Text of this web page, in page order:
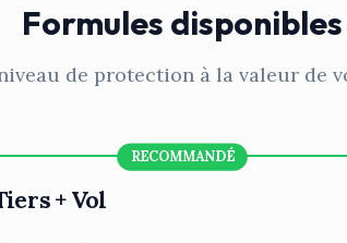
Formules disponibles
de protection à la valeur de
RECOMMANDÉ
+ Vol